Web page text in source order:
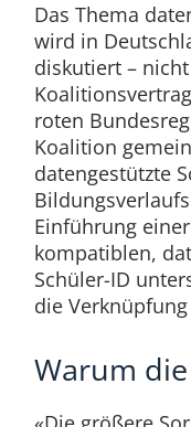
Das Thema
wird in
diskutiert –
roten
Koalition
datengestützte
Einführung
kompatiblen,
Schüler-ID
die
Warum